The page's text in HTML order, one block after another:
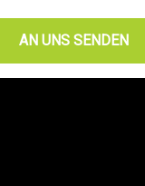
AN UNS SENDEN